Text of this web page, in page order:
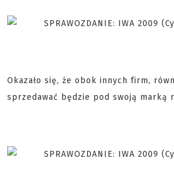
Okazało się, że obok innych firm,
sprzedawać będzie pod swoją marką